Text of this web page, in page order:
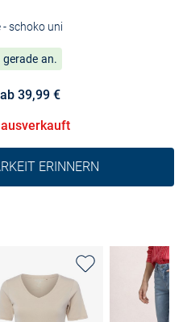
- schoko uni
an.
39,99 €
ERINNERN